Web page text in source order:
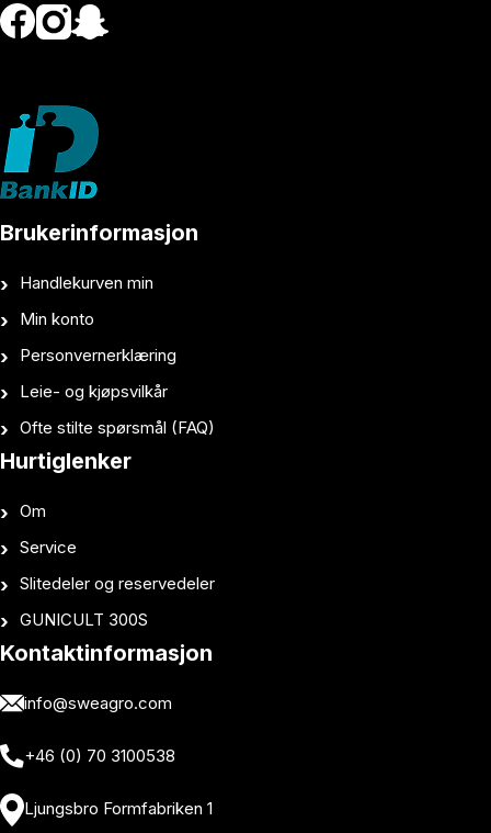
Brukerinformasjon
Handlekurven min
Min konto
Personvernerklæring
Leie- og kjøpsvilkår
Ofte stilte spørsmål (FAQ)
Hurtiglenker
Om
Service
Slitedeler og reservedeler
GUNICULT 300S
Kontaktinformasjon
info@sweagro.com
+46 (0) 70 3100538
Ljungsbro Formfabriken 1